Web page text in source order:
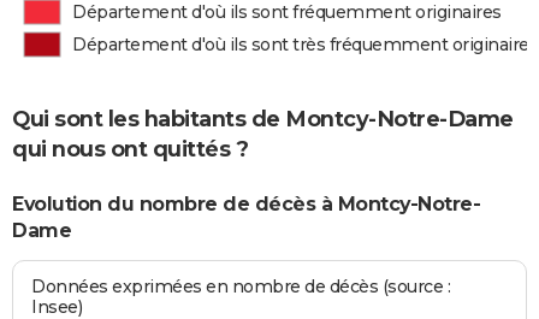
Département d'où ils sont fréquemment originaires
Département d'où ils sont très fréquemment originaires
Qui sont les habitants de Montcy-Notre-Dame
qui nous ont quittés ?
Evolution du nombre de décès à Montcy-Notre-
Dame
Données exprimées en nombre de décès (source :
Insee)